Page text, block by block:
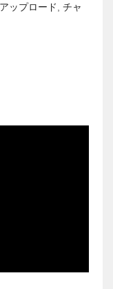
アップロード
チャ